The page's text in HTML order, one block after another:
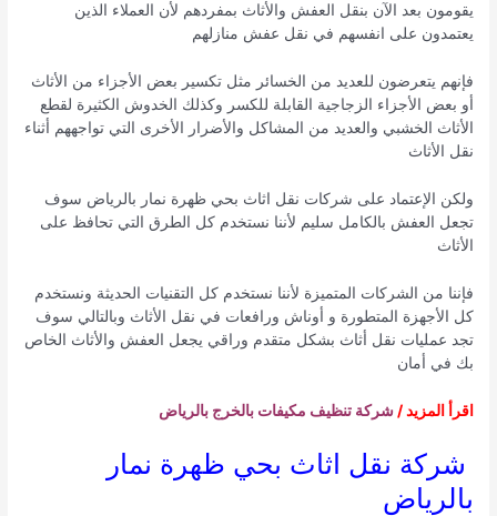
يقومون بعد الآن بنقل العفش والأثاث بمفردهم لأن العملاء الذين
يعتمدون على انفسهم في نقل عفش منازلهم
فإنهم يتعرضون للعديد من الخسائر مثل تكسير بعض الأجزاء من الأثاث
أو بعض الأجزاء الزجاجية القابلة للكسر وكذلك الخدوش الكثيرة لقطع
الأثاث الخشبي والعديد من المشاكل والأضرار الأخرى التي تواجههم أثناء
نقل الأثاث
ولكن الإعتماد على شركات نقل اثاث بحي ظهرة نمار بالرياض سوف
تجعل العفش بالكامل سليم لأننا نستخدم كل الطرق التي تحافظ على
الأثاث
فإننا من الشركات المتميزة لأننا نستخدم كل التقنيات الحديثة ونستخدم
كل الأجهزة المتطورة و أوناش ورافعات في نقل الأثاث وبالتالي سوف
تجد عمليات نقل أثاث بشكل متقدم وراقي يجعل العفش والأثاث الخاص
بك في أمان
اقرأ المزيد /شركة تنظيف مكيفات بالخرج بالرياض
شركة نقل اثاث بحي ظهرة نمار
بالرياض